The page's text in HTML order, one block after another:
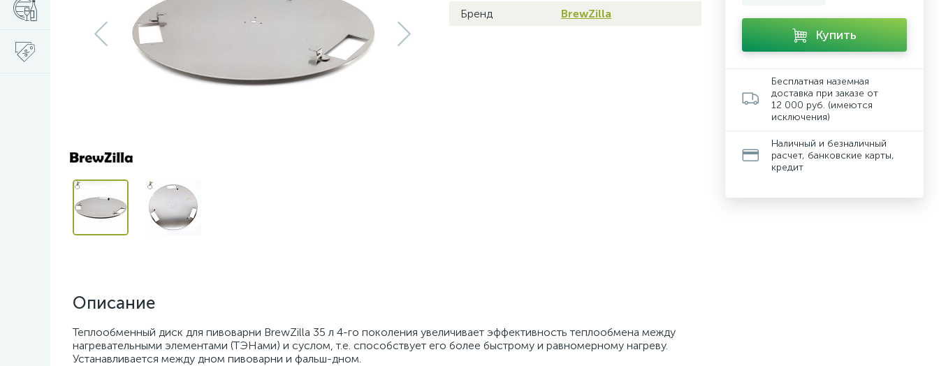
Бренд BrewZilla
Описание
Теплообменный диск для пивоварни BrewZilla 35 л 4-го поколения увеличивает эффективность теплообмена между
нагревательными элементами (ТЭНами) и суслом, т.е. способствует его более быстрому и равномерному нагреву.
Устанавливается между дном пивоварни и фальш-дном.
Купить
Бесплатная наземная
доставка при заказе от
12 000 руб. (имеются
исключения)
Наличный и безналичный
расчет, банковские карты,
кредит